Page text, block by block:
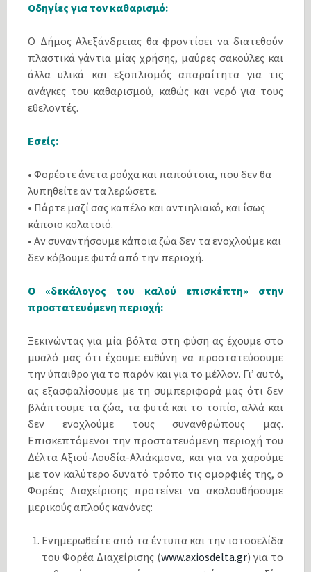
Οδηγίες για τον καθαρισμό:
Ο Δήμος Αλεξάνδρειας θα φροντίσει να διατεθούν
πλαστικά γάντια μίας χρήσης, μαύρες σακούλες και
άλλα υλικά και εξοπλισμός απαραίτητα για τις
ανάγκες του καθαρισμού, καθώς και νερό για τους
εθελοντές.
Εσείς:
• Φορέστε άνετα ρούχα και παπούτσια, που δεν θα
λυπηθείτε αν τα λερώσετε.
• Πάρτε μαζί σας καπέλο και αντιηλιακό, και ίσως
κάποιο κολατσιό.
• Αν συναντήσουμε κάποια ζώα δεν τα ενοχλούμε και
δεν κόβουμε φυτά από την περιοχή.
Ο «δεκάλογος του καλού επισκέπτη» στην
προστατευόμενη περιοχή:
Ξεκινώντας για μία βόλτα στη φύση ας έχουμε στο
μυαλό μας ότι έχουμε ευθύνη να προστατεύσουμε
την ύπαιθρο για το παρόν και για το μέλλον. Γι’ αυτό,
ας εξασφαλίσουμε με τη συμπεριφορά μας ότι δεν
βλάπτουμε τα ζώα, τα φυτά και το τοπίο, αλλά και
δεν ενοχλούμε τους συνανθρώπους μας.
Επισκεπτόμενοι την προστατευόμενη περιοχή του
Δέλτα Αξιού-Λουδία-Αλιάκμονα, και για να χαρούμε
με τον καλύτερο δυνατό τρόπο τις ομορφιές της, ο
Φορέας Διαχείρισης προτείνει να ακολουθήσουμε
μερικούς απλούς κανόνες:
Ενημερωθείτε από τα έντυπα και την ιστοσελίδα
του Φορέα Διαχείρισης (www.axiosdelta.gr) για το